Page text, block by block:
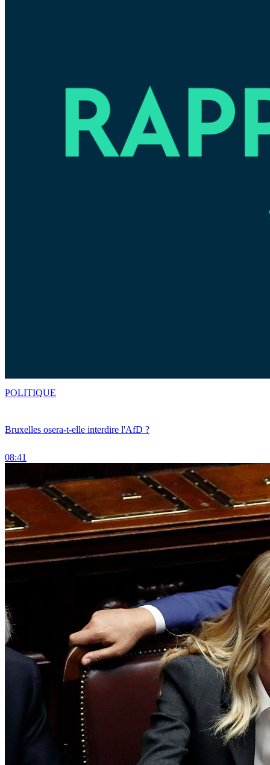
Bruxelles osera-t-elle interdire l'AfD ?
08:41
POLITIQUE